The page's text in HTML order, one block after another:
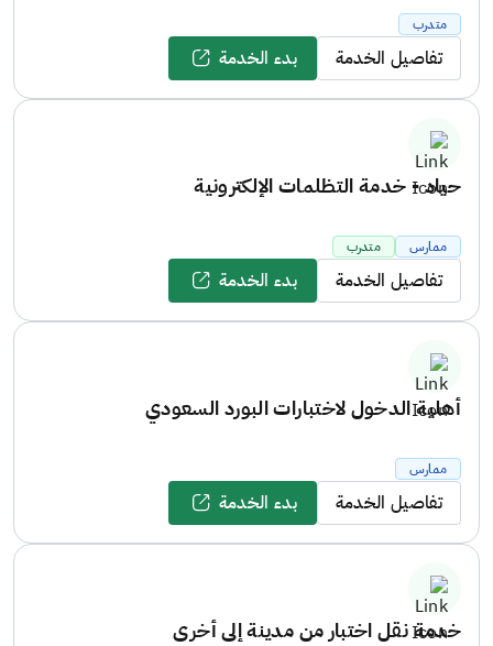
متدرب
تفاصيل الخدمة بدء الخدمة
حياد - خدمة التظلمات الإلكترونية
ممارس متدرب
تفاصيل الخدمة بدء الخدمة
أهلية الدخول لاختبارات البورد السعودي
ممارس
تفاصيل الخدمة بدء الخدمة
خدمة نقل اختبار من مدينة إلى أخرى